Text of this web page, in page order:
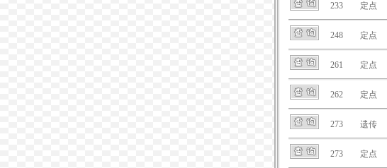
233 定点
248 定点
261 定点
262 定点
273 遗传
273 定点